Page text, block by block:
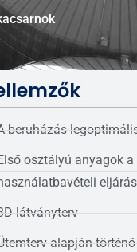
beruházás
osztályú anyagok
látványterv
alapján